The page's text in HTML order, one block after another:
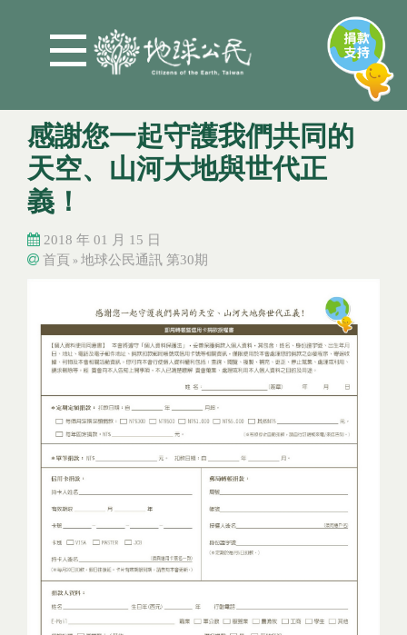
感謝您一起守護我們共同的
天空、山河大地與世代正
義！
2018 年 01 月 15 日
首頁 » 地球公民通訊 第30期